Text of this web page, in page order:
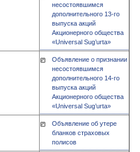
несостоявшимся
дополнительного 13-го
выпуска акций
Акционерного общества
«Universal Sug’urta»
Объявление о признании
несостоявшимся
дополнительного 14-го
выпуска акций
Акционерного общества
«Universal Sug’urta»
Объявление об утере
бланков страховых
полисов